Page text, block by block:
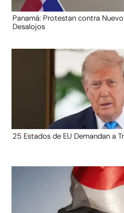
Panamá: Protestan contra
Desalojos
25 Estados de EU Demandan a